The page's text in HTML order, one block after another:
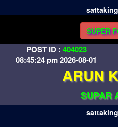
SUPER
POST ID : 404023
08:45:24 pm 2026-08-01
ARUN
SUPAR